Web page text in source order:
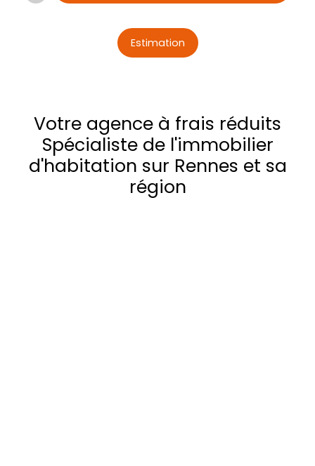
Estimation
Votre agence à frais réduits
Spécialiste de l'immobilier
d'habitation sur Rennes et sa
région